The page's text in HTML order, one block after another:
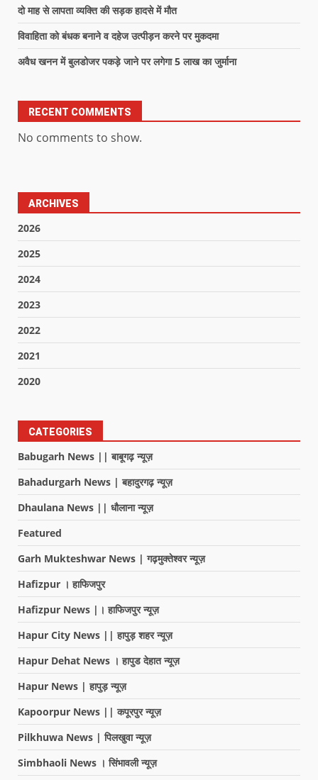
दो माह से लापता व्यक्ति की सड़क हादसे में मौत
विवाहिता को बंधक बनाने व दहेज उत्पीड़न करने पर मुकदमा
अवैध खनन में बुलडोजर पकड़े जाने पर लगेगा 5 लाख का जुर्माना
RECENT COMMENTS
No comments to show.
ARCHIVES
2026
2025
2024
2023
2022
2021
2020
CATEGORIES
Babugarh News || बाबूगढ़ न्यूज़
Bahadurgarh News | बहादुरगढ़ न्यूज़
Dhaulana News || धौलाना न्यूज़
Featured
Garh Mukteshwar News | गढ़मुक्तेश्वर न्यूज़
Hafizpur । हाफिजपुर
Hafizpur News |। हाफिजपुर न्यूज़
Hapur City News || हापुड़ शहर न्यूज़
Hapur Dehat News । हापुड देहात न्यूज़
Hapur News | हापुड़ न्यूज़
Kapoorpur News || कपूरपुर न्यूज़
Pilkhuwa News | पिलखुवा न्यूज़
Simbhaoli News । सिंभावली न्यूज़